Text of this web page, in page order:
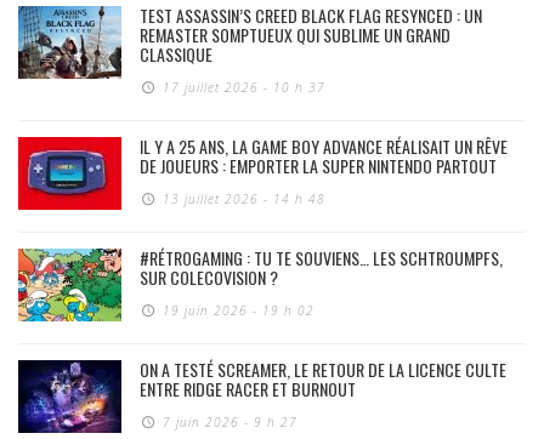
TEST ASSASSIN’S CREED BLACK FLAG RESYNCED : UN
REMASTER SOMPTUEUX QUI SUBLIME UN GRAND
CLASSIQUE
17 juillet 2026 - 10 h 37
IL Y A 25 ANS, LA GAME BOY ADVANCE RÉALISAIT UN RÊVE
DE JOUEURS : EMPORTER LA SUPER NINTENDO PARTOUT
13 juillet 2026 - 14 h 48
#RÉTROGAMING : TU TE SOUVIENS… LES SCHTROUMPFS,
SUR COLECOVISION ?
19 juin 2026 - 19 h 02
ON A TESTÉ SCREAMER, LE RETOUR DE LA LICENCE CULTE
ENTRE RIDGE RACER ET BURNOUT
7 juin 2026 - 9 h 27